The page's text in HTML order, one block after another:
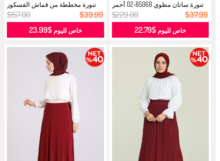
تنورة ساتان مطوي 85068-02 أحمر
غامق...
$229.00 $37.99
خاص لليوم$22.79
تنورة مخططة من قماش الفسكوز
مع حزام...
$157.00 $39.99
خاص لليوم$23.99